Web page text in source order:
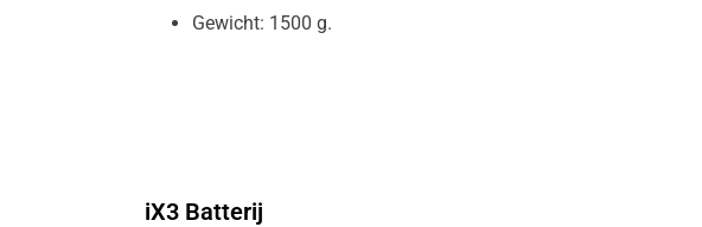
Gewicht: 1500 g.
iX3 Batterij